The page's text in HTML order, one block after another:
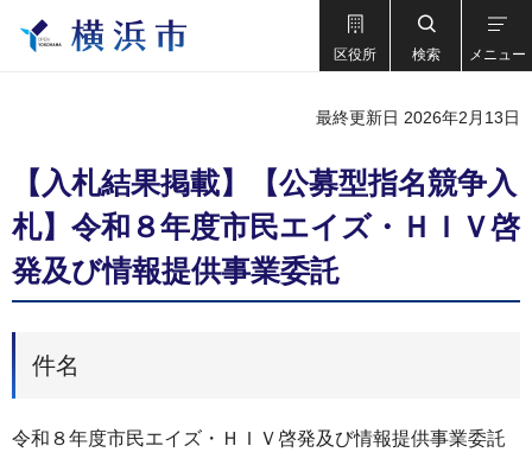
区役所 検索 メニュー
最終更新日 2026年2月13日
【入札結果掲載】【公募型指名競争入
札】令和８年度市民エイズ・ＨＩＶ啓
発及び情報提供事業委託
件名
令和８年度市民エイズ・ＨＩＶ啓発及び情報提供事業委託